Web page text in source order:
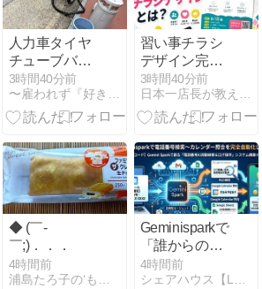
人力車タイヤ
チューブバー
ストからの観
光120分コー
ス。
3時間40分前
〜雇われず『好き』な仕事で『飯』を食う〜
習い事チラシ
デザイン完全
ガイド｜イベ
ント申込みを
増やす方法
3時間40分前
日本一店長が教える「売上アップの方法」【アイシープマガジン】
◆ (￣-
￣;)．．．
4時間前
Geminisparkで
「誰からの電
話番号？」を
ゼロに！会社
4時間前